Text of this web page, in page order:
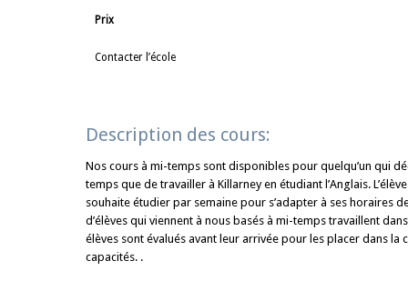
Prix
Contacter l’école
Description des cours:
Nos cours à mi-temps sont disponibles pour quelqu’un qui
temps que de travailler à Killarney en étudiant l’Anglais.
souhaite étudier par semaine pour s’adapter à ses horaires
d’élèves qui viennent à nous basés à mi-temps travaillent
élèves sont évalués avant leur arrivée pour les placer dans la
capacités. .